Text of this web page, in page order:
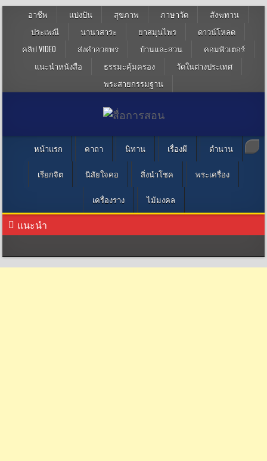
อาชีพ แบ่งปัน สุขภาพ ภาษาวัด
สังฆทาน
ประเพณี
นานาสาระ ยาสมุนไพร
ดาวน์โหลด
คลิป VIDEO
ส่งคำอวยพร บ้านและสวน
คอมพิวเตอร์
แนะนำหนังสือ
ธรรมะคุ้มครอง
วัดในต่างประเทศ
พระสายกรรมฐาน
หน้าแรก คาถา นิทาน เรื่องผี ตำนาน
เรียกจิต นิสัยใจคอ สิ่งนำโชค พระเครื่อง
เครื่องราง ไม้มงคล
แนะนำ